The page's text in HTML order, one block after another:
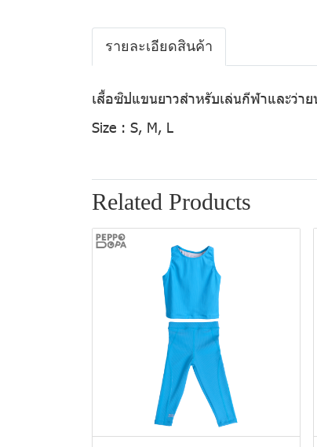
รายละเอียดสินค้า
เสื้อซิปแขนยาวสำหรับเล่นกีฬาและว่า
Size : S, M, L
Related Products